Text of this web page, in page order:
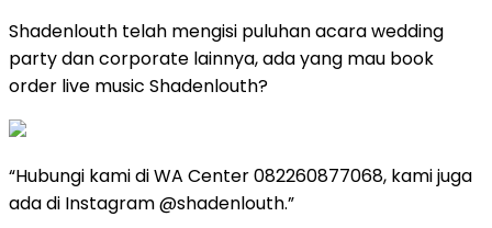
Shadenlouth telah mengisi puluhan acara wedding
party dan corporate lainnya, ada yang mau book
order live music Shadenlouth?
“Hubungi kami di WA Center 082260877068, kami juga
ada di Instagram @shadenlouth.”